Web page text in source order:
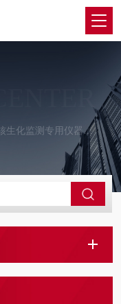
生化监测专用仪器 丙